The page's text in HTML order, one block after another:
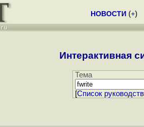
НОВОСТИ (+)
Интерактивная
Тема
[Cписок руководств